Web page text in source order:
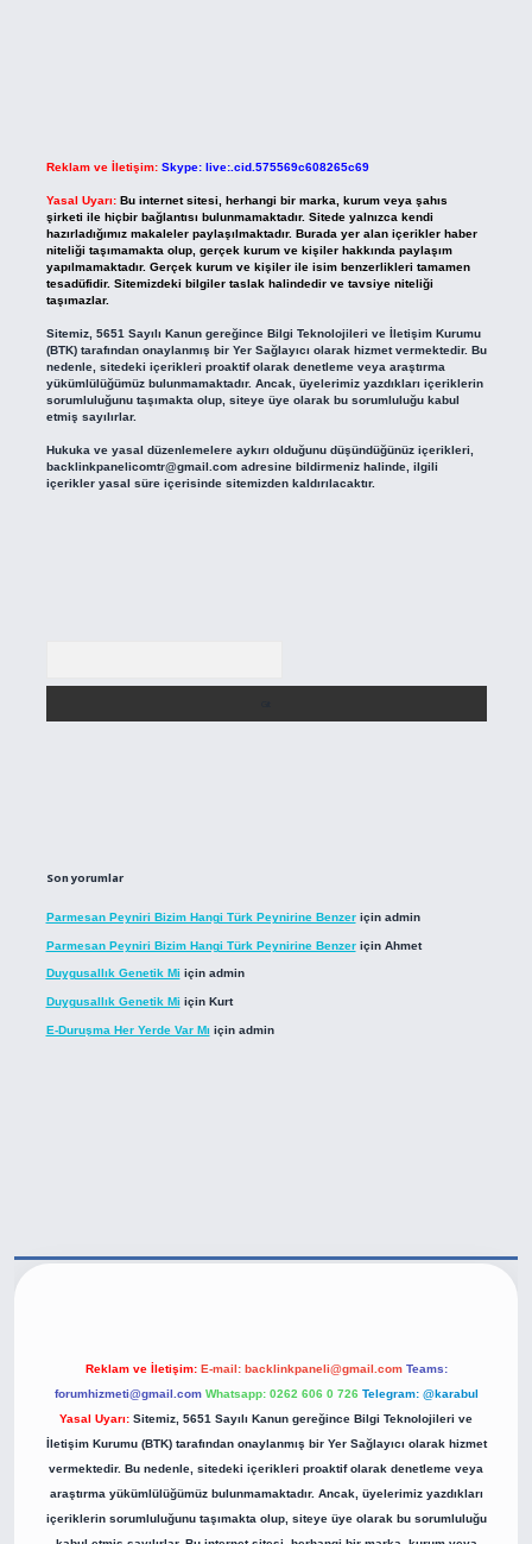
Reklam ve İletişim: Skype: live:.cid.575569c608265c69
Yasal Uyarı: Bu internet sitesi, herhangi bir marka, kurum veya şahıs
şirketi ile hiçbir bağlantısı bulunmamaktadır. Sitede yalnızca kendi
hazırladığımız makaleler paylaşılmaktadır. Burada yer alan içerikler haber
niteliği taşımamakta olup, gerçek kurum ve kişiler hakkında paylaşım
yapılmamaktadır. Gerçek kurum ve kişiler ile isim benzerlikleri tamamen
tesadüfidir. Sitemizdeki bilgiler taslak halindedir ve tavsiye niteliği
taşımazlar.
Sitemiz, 5651 Sayılı Kanun gereğince Bilgi Teknolojileri ve İletişim Kurumu
(BTK) tarafından onaylanmış bir Yer Sağlayıcı olarak hizmet vermektedir. Bu
nedenle, sitedeki içerikleri proaktif olarak denetleme veya araştırma
yükümlülüğümüz bulunmamaktadır. Ancak, üyelerimiz yazdıkları içeriklerin
sorumluluğunu taşımakta olup, siteye üye olarak bu sorumluluğu kabul
etmiş sayılırlar.
Hukuka ve yasal düzenlemelere aykırı olduğunu düşündüğünüz içerikleri,
backlinkpanelicomtr@gmail.comadresine bildirmeniz halinde, ilgili
içerikler yasal süre içerisinde sitemizden kaldırılacaktır.
Son yorumlar
Parmesan Peyniri Bizim Hangi Türk Peynirine Benzeriçin admin
Parmesan Peyniri Bizim Hangi Türk Peynirine Benzeriçin Ahmet
Duygusallık Genetik Mi için admin
Duygusallık Genetik Mi için Kurt
E-Duruşma Her Yerde Var Mı için admin
Reklam ve İletişim: E-mail: backlinkpaneli@gmail.com Teams:
forumhizmeti@gmail.com Whatsapp: 0262 606 0 726 Telegram: @karabul
Yasal Uyarı: Sitemiz, 5651 Sayılı Kanun gereğince Bilgi Teknolojileri ve
İletişim Kurumu (BTK) tarafından onaylanmış bir Yer Sağlayıcı olarak hizmet
vermektedir. Bu nedenle, sitedeki içerikleri proaktif olarak denetleme veya
araştırma yükümlülüğümüz bulunmamaktadır. Ancak, üyelerimiz yazdıkları
içeriklerin sorumluluğunu taşımakta olup, siteye üye olarak bu sorumluluğu